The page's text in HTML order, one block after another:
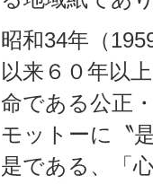
昭和34年（
以来６０年以
命である公正
モットーに〝
是である、「